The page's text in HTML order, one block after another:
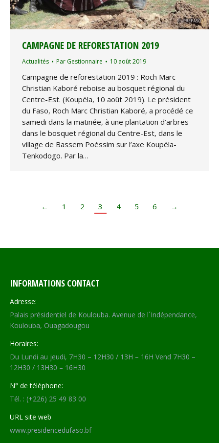
CAMPAGNE DE REFORESTATION 2019
Actualités Par Gestionnaire 10 août 2019
Campagne de reforestation 2019 : Roch Marc
Christian Kaboré reboise au bosquet régional du
Centre-Est. (Koupéla, 10 août 2019). Le président
du Faso, Roch Marc Christian Kaboré, a procédé ce
samedi dans la matinée, à une plantation d’arbres
dans le bosquet régional du Centre-Est, dans le
village de Bassem Poéssim sur l’axe Koupéla-
Tenkodogo. Par la…
← 1 2 3 4 5 6 →
INFORMATIONS CONTACT
Adresse:
Palais présidentiel de Koulouba. Avenue de l´Indépendance,
Koulouba, Ouagadougou
Horaires:
Du Lundi au jeudi, 7H30 – 12H30 / 13H – 16H Vend 7H30 –
12H30 / 13H30 – 16H30
N° de téléphone:
Tél. : (+226) 25 49 83 00
URL site web
www.presidencedufaso.bf